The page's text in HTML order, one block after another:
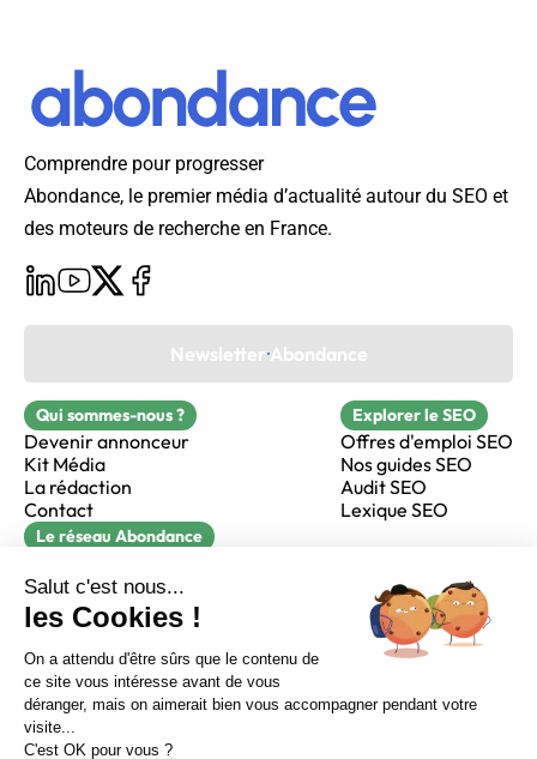
Sur LinkedIn Sur Youtube
Sur X Sur Facebook
Comprendre pour progresser
Abondance, le premier média d’actualité autour du SEO et
des moteurs de recherche en France.
Newsletter Abondance
Qui sommes-nous ?
Devenir annonceur
Kit Média
La rédaction
Contact
Explorer le SEO
Offres d'emploi SEO
Nos guides SEO
Audit SEO
Lexique SEO
Le réseau Abondance
Réacteur
alfie formation